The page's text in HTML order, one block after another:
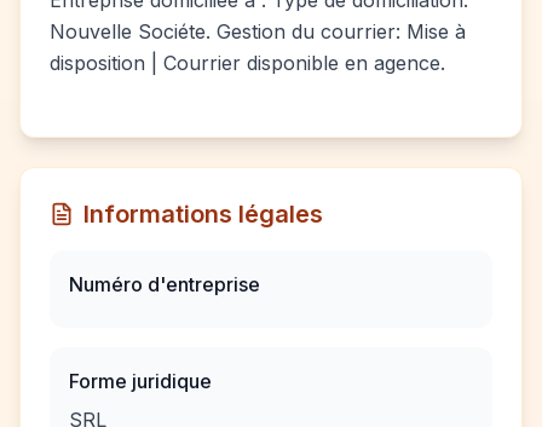
Nouvelle Sociéte. Gestion du courrier: Mise à
disposition | Courrier disponible en agence.
Informations légales
Numéro d'entreprise
Forme juridique
SRL